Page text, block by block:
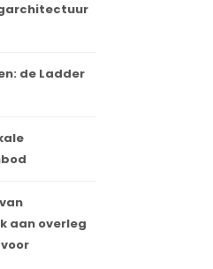
de Ladder
aan overleg